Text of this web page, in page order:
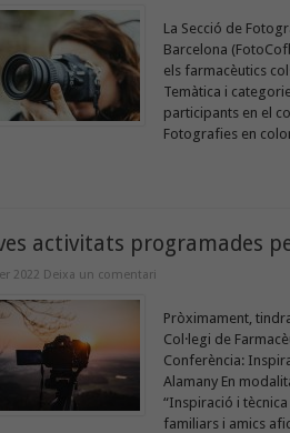
La Secció de
Barcelona
els farmacèutics
Temàtica i
participants en el
Fotografies en
activitats programades
2022 Deixa un comentari
Pròximament,
Col·legi de
Conferència:
Alamany En
“Inspiració i
familiars i amics